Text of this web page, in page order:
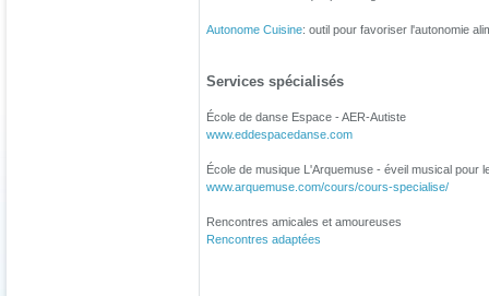
Autonome Cuisine: outil pour favoriser l'autonomie
Services spécialisés
École de danse Espace - AER-Autiste
www.eddespacedanse.com
École de musique L'Arquemuse - éveil musical pour
www.arquemuse.com/cours/cours-specialise/
Rencontres amicales et amoureuses
Rencontres adaptées